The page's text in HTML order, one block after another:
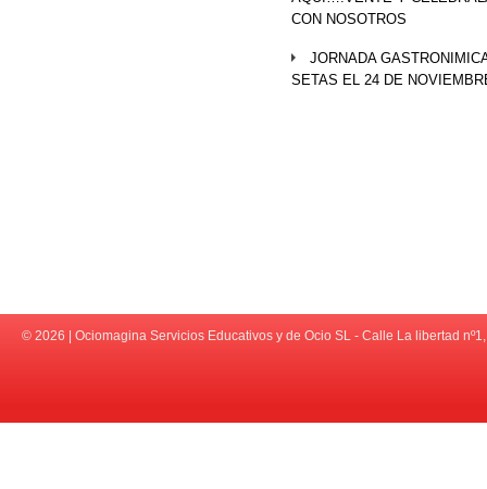
CON NOSOTROS
JORNADA
SETAS EL 24 DE
© 2026 | Ociomagina Servicios Educativos y de Ocio SL - Calle La